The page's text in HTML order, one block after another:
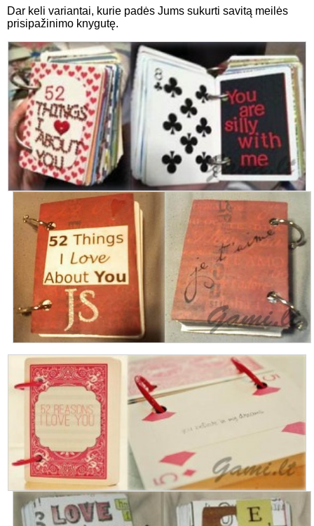
Dar keli variantai, kurie padės Jums sukurti savitą meilės
prisipažinimo knygutę.